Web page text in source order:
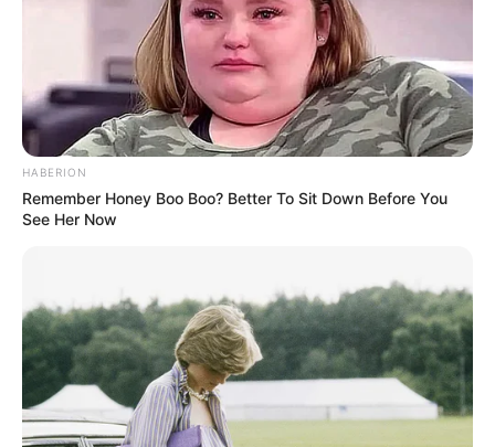
HABERION
Remember Honey Boo Boo? Better To Sit Down Before You
See Her Now